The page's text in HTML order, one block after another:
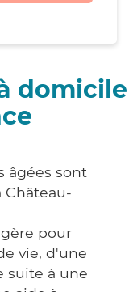
domicile
âgées sont
Château-
pour
vie, d'une
suite à une